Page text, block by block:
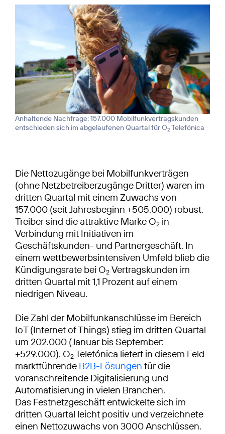
Anhaltende Nachfrage: 157.000 Mobilfunkvertragskunden
entschieden sich im abgelaufenen Quartal für O2 Telefónica
Die Nettozugänge bei Mobilfunkverträgen
(ohne Netzbetreiberzugänge Dritter) waren im
dritten Quartal mit einem Zuwachs von
157.000 (seit Jahresbeginn +505.000) robust.
Treiber sind die attraktive Marke O2 in
Verbindung mit Initiativen im
Geschäftskunden- und Partnergeschäft. In
einem wettbewerbsintensiven Umfeld blieb die
Kündigungsrate bei O2 Vertragskunden im
dritten Quartal mit 1,1 Prozent auf einem
niedrigen Niveau.
Die Zahl der Mobilfunkanschlüsse im Bereich
IoT (Internet of Things) stieg im dritten Quartal
um 202.000 (Januar bis September:
+529.000). O2Telefónica liefert in diesem Feld
marktführende B2B-Lösungen für die
voranschreitende Digitalisierung und
Automatisierung in vielen Branchen.
Das Festnetzgeschäft entwickelte sich im
dritten Quartal leicht positiv und verzeichnete
einen Nettozuwachs von 3000 Anschlüssen.